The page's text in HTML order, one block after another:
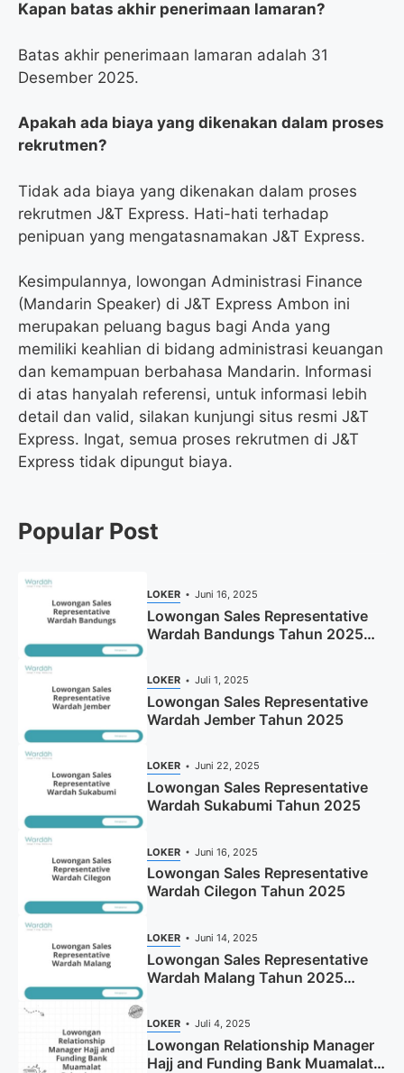
Kapan batas akhir penerimaan lamaran?
Batas akhir penerimaan lamaran adalah 31
Desember 2025.
Apakah ada biaya yang dikenakan dalam proses
rekrutmen?
Tidak ada biaya yang dikenakan dalam proses
rekrutmen J&T Express. Hati-hati terhadap
penipuan yang mengatasnamakan J&T Express.
Kesimpulannya, lowongan Administrasi Finance
(Mandarin Speaker) di J&T Express Ambon ini
merupakan peluang bagus bagi Anda yang
memiliki keahlian di bidang administrasi keuangan
dan kemampuan berbahasa Mandarin. Informasi
di atas hanyalah referensi, untuk informasi lebih
detail dan valid, silakan kunjungi situs resmi J&T
Express. Ingat, semua proses rekrutmen di J&T
Express tidak dipungut biaya.
Popular Post
LOKER Juni 16, 2025
Lowongan Sales Representative
Wardah Bandungs Tahun 2025
LOKER Juli 1, 2025
Lowongan Sales Representative
Wardah Jember Tahun 2025
LOKER Juni 22, 2025
Lowongan Sales Representative
Wardah Sukabumi Tahun 2025
LOKER Juni 16, 2025
Lowongan Sales Representative
Wardah Cilegon Tahun 2025
LOKER Juni 14, 2025
Lowongan Sales Representative
Wardah Malang Tahun 2025
LOKER Juli 4, 2025
Lowongan Relationship Manager
Hajj and Funding Bank Muamalat